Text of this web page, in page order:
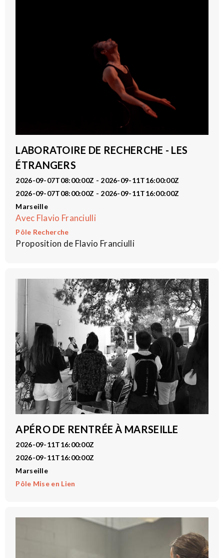
LABORATOIRE DE RECHERCHE - LES
ÉTRANGERS
2026-09-07T08:00:00Z - 2026-09-11T16:00:00Z
2026-09-07T08:00:00Z - 2026-09-11T16:00:00Z
Marseille
Avec Flavio Franciulli
Pôle Recherche
Proposition de Flavio Franciulli
APÉRO DE RENTRÉE À MARSEILLE
2026-09-11T16:00:00Z
2026-09-11T16:00:00Z
Marseille
Pôle Mise en Lien